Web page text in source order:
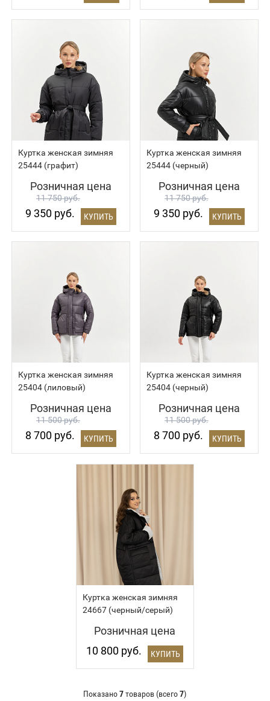
Куртка женская зимняя
25444 (графит)
Розничная цена
11 750 руб.
9 350 руб. КУПИТЬ
Куртка женская зимняя
25444 (черный)
Розничная цена
11 750 руб.
9 350 руб. КУПИТЬ
Куртка женская зимняя
25404 (лиловый)
Розничная цена
11 500 руб.
8 700 руб. КУПИТЬ
Куртка женская зимняя
25404 (черный)
Розничная цена
11 500 руб.
8 700 руб. КУПИТЬ
Куртка женская зимняя
24667 (черный/серый)
Розничная цена
10 800 руб.
КУПИТЬ
Показано7товаров (всего7)